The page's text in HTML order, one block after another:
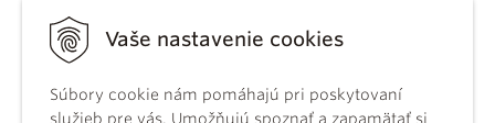
Vaše nastavenie cookies
Súbory cookie nám pomáhajú pri poskytovaní
služieb pre vás. Umožňujú spoznať a zapamätať si
KBS
kánonického
práva